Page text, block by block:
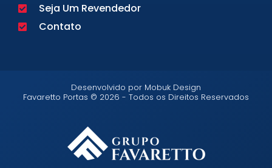
Seja Um Revendedor
Contato
Desenvolvido por Mobuk Design
Favaretto Portas © 2026 - Todos os Direitos Reservados